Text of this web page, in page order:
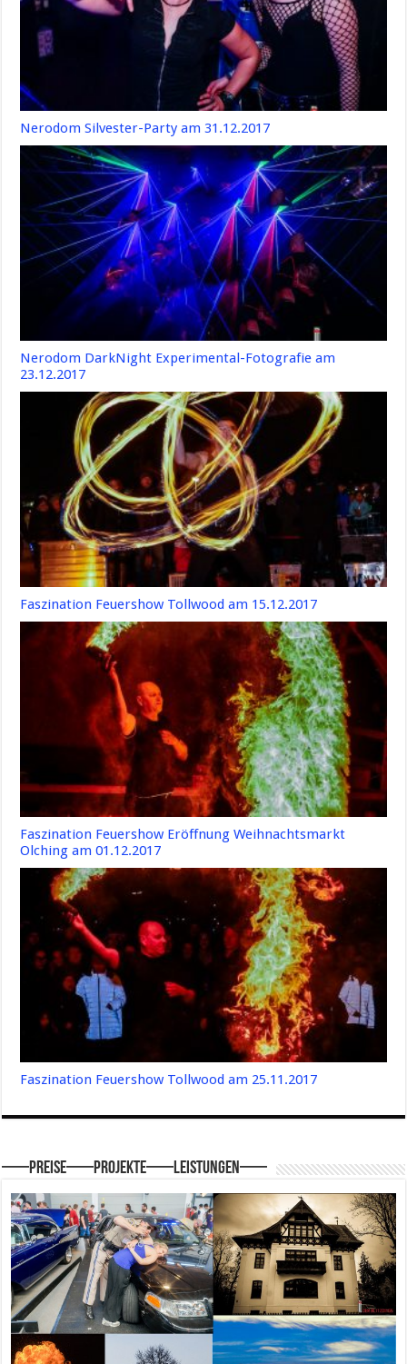
Nerodom Silvester-Party am 31.12.2017
Nerodom DarkNight Experimental-Fotografie am
23.12.2017
Faszination Feuershow Tollwood am 15.12.2017
Faszination Feuershow Eröffnung Weihnachtsmarkt
Olching am 01.12.2017
Faszination Feuershow Tollwood am 25.11.2017
—–Preise—–Projekte—–Leistungen—–